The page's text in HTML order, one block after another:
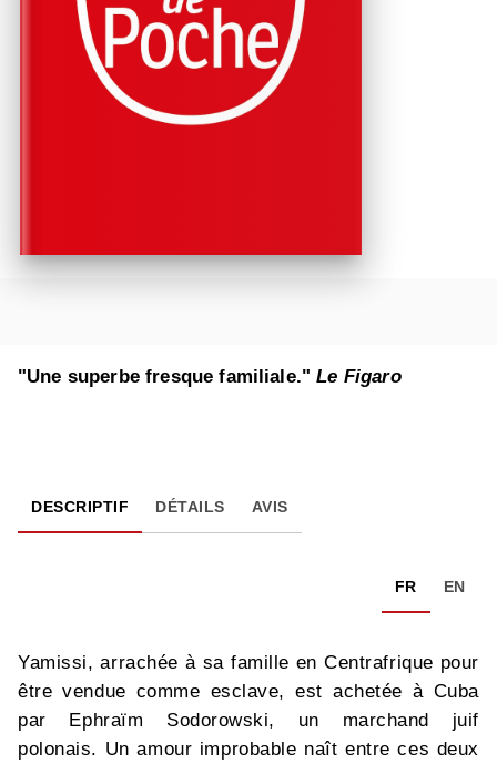
"Une superbe fresque familiale."Le Figaro
DESCRIPTIF DÉTAILS AVIS
FR EN
Yamissi, arrachée à sa famille en Centrafrique pour
être vendue comme esclave, est achetée à Cuba
par Ephraïm Sodorowski, un marchand juif
polonais. Un amour improbable naît entre ces deux